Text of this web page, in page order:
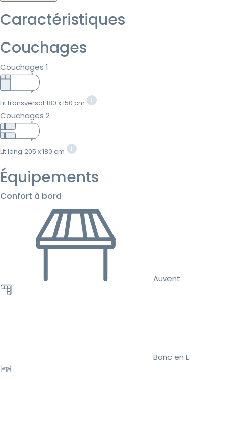
Caractéristiques
Couchages
Couchages 1
Lit transversal 180 x 150 cm
Couchages 2
Lit long 205 x 180 cm
Équipements
Confort à bord
Auvent
Banc en L